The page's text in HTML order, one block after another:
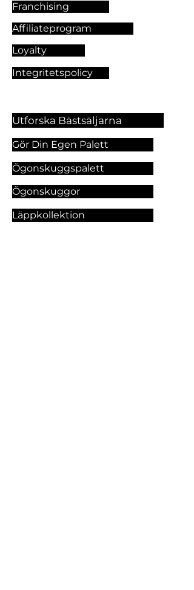
Franchising
Affiliateprogram
Loyalty
Integritetspolicy
Utforska Bästsäljarna
Gör Din Egen Palett
Ögonskuggspalett
Ögonskuggor
Läppkollektion